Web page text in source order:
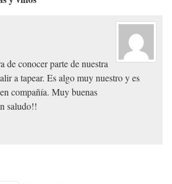
de conocer parte de nuestra
a tapear. Es algo muy nuestro y es
compañía. Muy buenas
saludo!!